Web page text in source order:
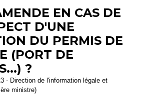
EN CAS DE
D'UNE
DU PERMIS DE
(PORT DE
?
- Direction de l'information légale et
ministre)